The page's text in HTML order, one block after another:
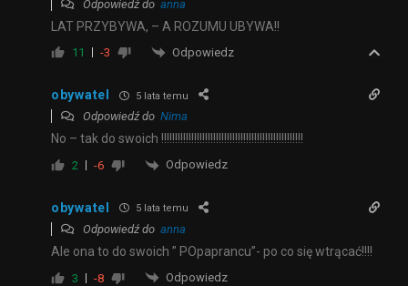
Odpowiedź do anna
LAT PRZYBYWA, – A ROZUMU UBYWA!!
11 -3 Odpowiedz
obywatel 5 lata temu
Odpowiedź do Nima
No – tak do swoich !!!!!!!!!!!!!!!!!!!!!!!!!!!!!!!!!!!!!!!!!!!!!!!!!!!!
2 -6 Odpowiedz
obywatel 5 lata temu
Odpowiedź do anna
Ale ona to do swoich ” POpaprancu”- po co się wtrącać!!!!
3 -8 Odpowiedz